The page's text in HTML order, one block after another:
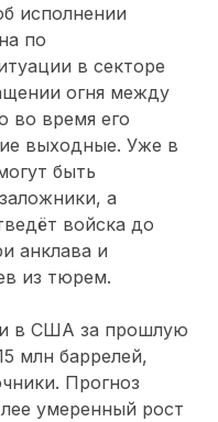
исполнении
по
в секторе
огня между
во время его
выходные. Уже в
быть
а
войска до
анклава и
из тюрем.
в США за прошлую
млн баррелей,
Прогноз
умеренный рост